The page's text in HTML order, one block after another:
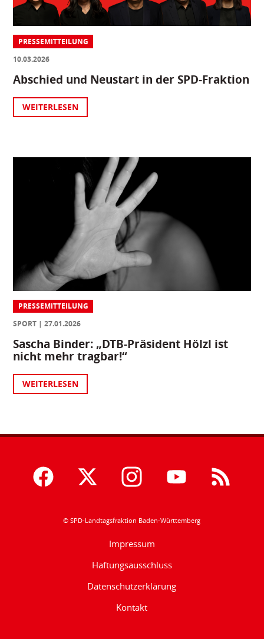
PRESSEMITTEILUNG
10.03.2026
Abschied und Neustart in der SPD-Fraktion
WEITERLESEN
PRESSEMITTEILUNG
SPORT
27.01.2026
Sascha Binder: „DTB-Präsident Hölzl ist
nicht mehr tragbar!“
WEITERLESEN
© SPD-Landtagsfraktion Baden-Württemberg
Impressum
Haftungsausschluss
Datenschutzerklärung
Kontakt